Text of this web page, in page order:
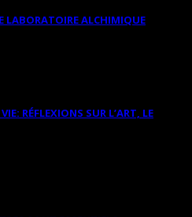
LABORATOIRE ALCHIMIQUE
RÉFLEXIONS SUR L’ART, LE